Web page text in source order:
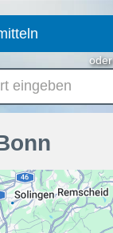
oder